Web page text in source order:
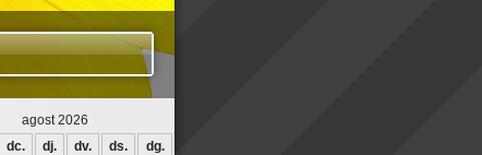
agost 2026
dc. dj. dv. ds. dg.